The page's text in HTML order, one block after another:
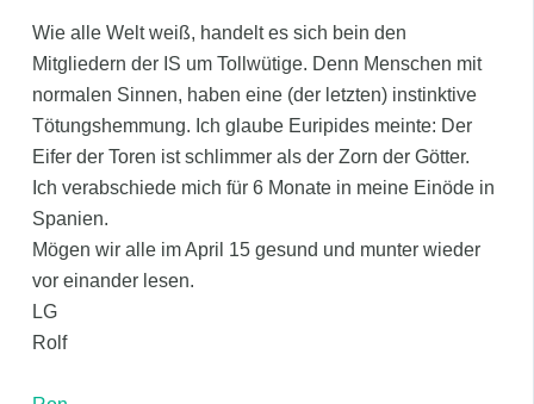
Wie alle Welt weiß, handelt es sich bein den
Mitgliedern der IS um Tollwütige. Denn Menschen mit
normalen Sinnen, haben eine (der letzten) instinktive
Tötungshemmung. Ich glaube Euripides meinte: Der
Eifer der Toren ist schlimmer als der Zorn der Götter.
Ich verabschiede mich für 6 Monate in meine Einöde in
Spanien.
Mögen wir alle im April 15 gesund und munter wieder
vor einander lesen.
LG
Rolf